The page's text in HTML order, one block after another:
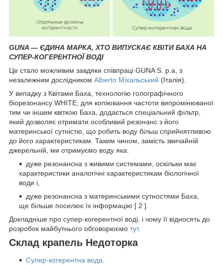
GUNA — ЄДИНА МАРКА, ХТО ВИПУСКАЄ КВІТИ БАХА НА
СУПЕР-КОГЕРЕНТНОЇ ВОДІ
Це стало можливим завдяки співпраці GUNA S. p.a, з
незалежним дослідником Alberto Міхальський (Італія).
У випадку з Квітами Баха, технологію голографічного
біорезонансу WHITE, для копіювання частоти випромінюваної
тим чи іншим квіткою Баха, додається спеціальний фільтр,
який дозволяє отримати особливий резонанс з його
материнської сутністю, що робить воду більш сприйнятливою
до його характеристикам. Таким чином, замість звичайній
джерельній, ми отримуємо воду яка:
дуже резонансна з живими системами, оскільки має
характеристики аналогічні характеристикам біологічної
води і,
дуже резонансна з материнськими сутностями Баха,
ще більше посилює їх інформацію [ 2 ].
Докладніше про супер-когерентної воді, і чому її відносять до
розробок майбутнього обговорюємо тут.
Склад крапель Недоторка
Супер-когерентна вода.